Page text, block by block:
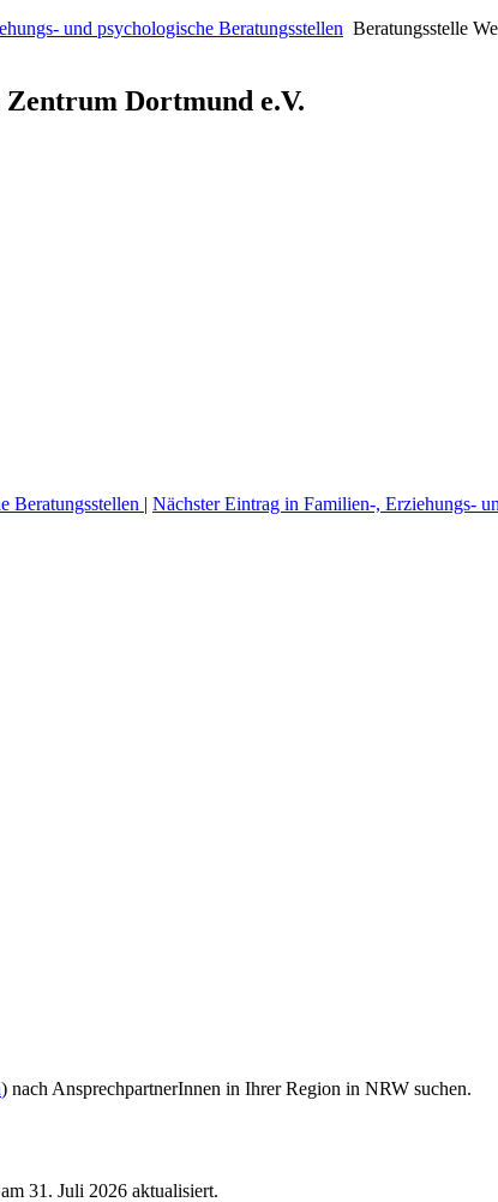
und psychologische Beratungsstellen Beratungsstelle
Zentrum Dortmund e.V.
Beratungsstellen | Nächster Eintrag in Familien-, Erziehungs-
) nach AnsprechpartnerInnen in Ihrer Region in NRW suchen.
31. Juli 2026 aktualisiert.